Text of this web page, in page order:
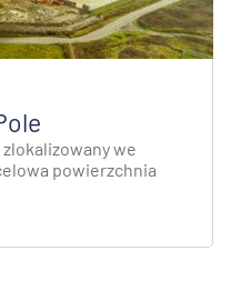
we
powierzchnia